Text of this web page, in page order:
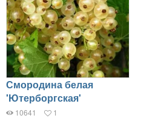
Смородина белая
'Ютерборгская'
10641 1